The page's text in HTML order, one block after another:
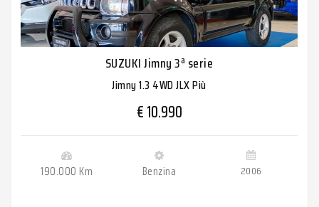
SUZUKI Jimny 3ª serie
Jimny 1.3 4WD JLX Più
€ 10.990
190.000 Km Benzina 2006